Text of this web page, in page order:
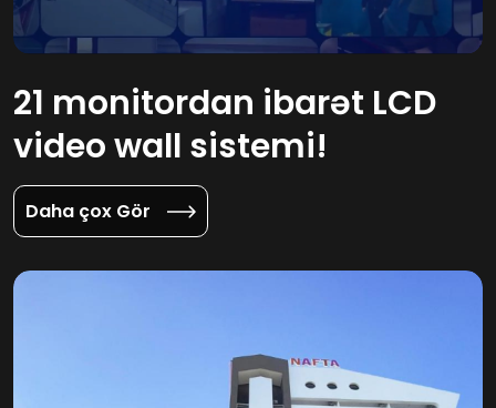
21 monitordan ibarət LCD
video wall sistemi!
Daha çox Gör